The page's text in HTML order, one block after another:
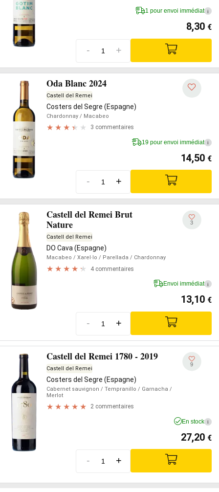
1 pour envoi immédiat i
8,30 €
- +
Oda Blanc 2024
Castell del Remei
Costers del Segre (Espagne)
Chardonnay / Macabeo
3 commentaires
19 pour envoi immédiat i
14,50 €
- +
Castell del Remei Brut
Nature
Castell del Remei
DO Cava (Espagne)
Macabeo / Xarel·lo / Parellada / Chardonnay
4 commentaires
3
Envoi immédiat i
13,10 €
- +
Castell del Remei 1780 - 2019
Castell del Remei
Costers del Segre (Espagne)
Cabernet sauvignon / Tempranillo / Garnacha /
Merlot
2 commentaires
9
En stock i
27,20 €
- +